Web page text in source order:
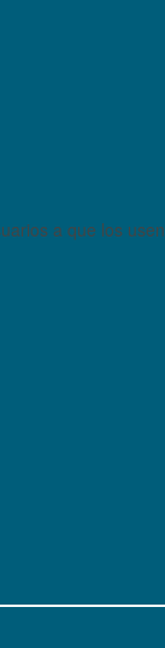
a que los